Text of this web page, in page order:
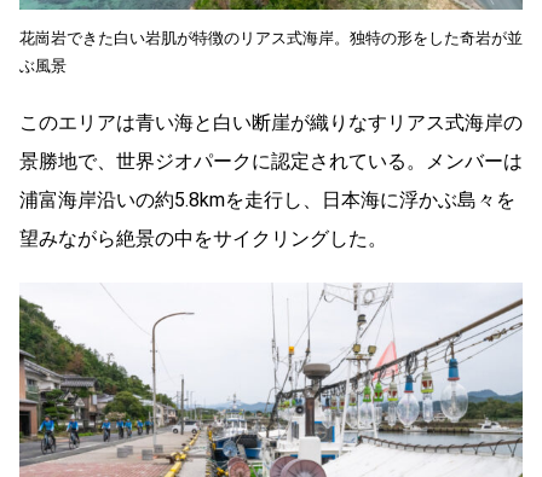
花崗岩できた白い岩肌が特徴のリアス式海岸。独特の形をした奇岩が並
ぶ風景
このエリアは青い海と白い断崖が織りなすリアス式海岸の
景勝地で、世界ジオパークに認定されている。メンバーは
浦富海岸沿いの約5.8kmを走行し、日本海に浮かぶ島々を
望みながら絶景の中をサイクリングした。